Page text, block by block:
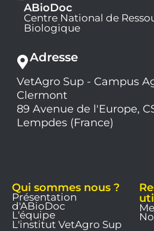
ABioDoc
Centre National de
Biologique
Adresse
VetAgro Sup - Campus
Clermont
89 Avenue de l'Europe,
Lempdes (France)
Qui sommes nous ?
Présentation
d'ABioDoc
L'équipe
L'institut VetAgro Sup